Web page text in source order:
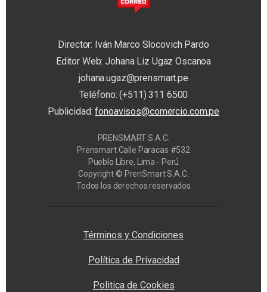
Director: Iván Marco Slocovich Pardo
Editor Web: Johana Liz Ugaz Oscanoa
johana.ugaz@prensmart.pe
Teléfono: (+511) 311 6500
Publicidad:fonoavisos@comercio.com.pe
PRENSMART S.A.C.
Prensmart Calle Paracas #532
Pueblo Libre, Lima - Perú
Copyright © PrenSmart S.A.C.
Todos los derechos reservados
Términos y Condiciones
Política de Privacidad
Politica de Cookies